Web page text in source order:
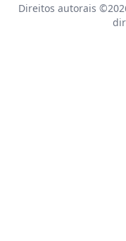
Direitos autorais